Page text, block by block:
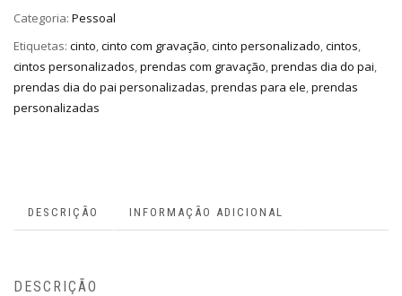
Categoria: Pessoal
Etiquetas: cinto,cinto com gravação,cinto personalizado,cintos,
cintos personalizados,prendas com gravação,prendas dia do pai,
prendas dia do pai personalizadas,prendas para ele,prendas
personalizadas
DESCRIÇÃO INFORMAÇÃO ADICIONAL
DESCRIÇÃO